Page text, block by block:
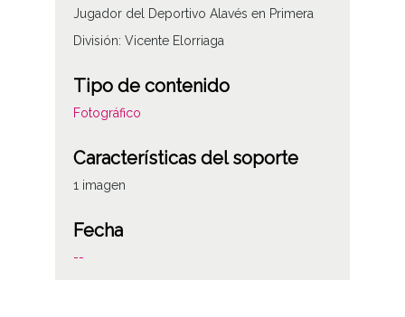
Jugador del Deportivo Alavés en Primera
División: Vicente Elorriaga
Tipo de contenido
Fotográfico
Características del soporte
1 imagen
Fecha
--